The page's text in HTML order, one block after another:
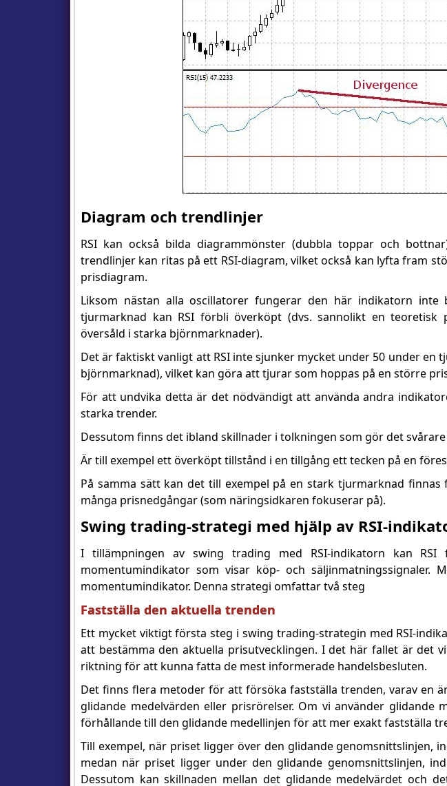
Diagram och trendlinjer
RSI kan också bilda diagrammönster (dubbla toppar och
trendlinjer kan ritas på ett RSI-diagram, vilket också kan lyfta fram
prisdiagram.
Liksom nästan alla oscillatorer fungerar den här indikatorn
tjurmarknad kan RSI förbli överköpt (dvs. sannolikt en teoretisk
översåld i starka björnmarknader).
Det är faktiskt vanligt att RSI inte sjunker mycket under 50 under en
björnmarknad), vilket kan göra att tjurar som hoppas på en större
För att undvika detta är det nödvändigt att använda andra
starka trender.
Dessutom finns det ibland skillnader i tolkningen som gör det
Är till exempel ett överköpt tillstånd i en tillgång ett tecken på en
På samma sätt kan det till exempel på en stark tjurmarknad
många prisnedgångar (som näringsidkaren fokuserar på).
Swing trading-strategi med hjälp av RSI-
I tillämpningen av swing trading med RSI-indikatorn kan
momentumindikator som visar köp- och säljinmatningssignaler.
momentumindikator. Denna strategi omfattar två steg
Fastställa den aktuella trenden
Ett mycket viktigt första steg i swing trading-strategin med RSI-
att bestämma den aktuella prisutvecklingen. I det här fallet är det
riktning för att kunna fatta de mest informerade handelsbesluten.
Det finns flera metoder för att försöka fastställa trenden, varav en
glidande medelvärden eller prisrörelser. Om vi använder glidande
förhållande till den glidande medellinjen för att mer exakt fastställa
Till exempel, när priset ligger över den glidande genomsnittslinjen,
medan när priset ligger under den glidande genomsnittslinjen,
Dessutom kan skillnaden mellan det glidande medelvärdet och